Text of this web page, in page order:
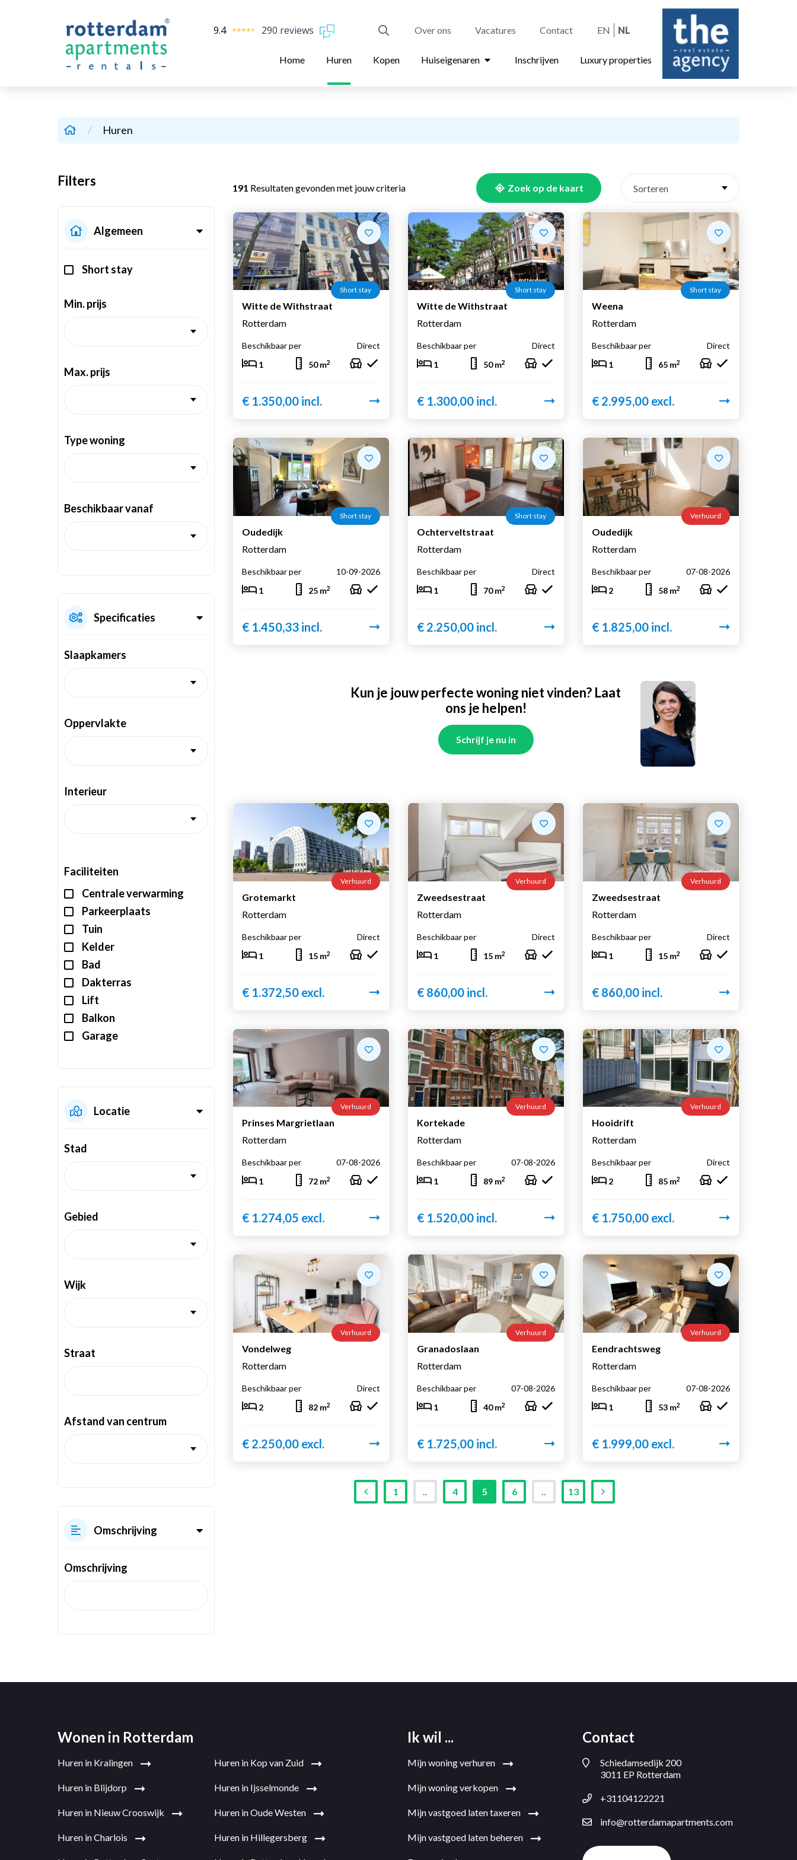
9.4 290 reviews Over ons Vacatures Contact EN NL
Home Huren Kopen Huiseigenaren Inschrijven Luxury properties
/ Huren
Filters
Algemeen
Short stay
Min. prijs
Max. prijs
Type woning
Beschikbaar vanaf
Specificaties
Slaapkamers
Oppervlakte
Interieur
Faciliteiten
Centrale verwarming
Parkeerplaats
Tuin
Kelder
Bad
Dakterras
Lift
Balkon
Garage
Locatie
Stad
Gebied
Wijk
Straat
Afstand van centrum
Omschrijving
Omschrijving
191 Resultaten gevonden met jouw criteria Zoek op de kaart
Short stay
Witte de Withstraat
Rotterdam
Beschikbaar per
Direct
1
50 m2
€ 1.350,00 incl.
Short stay
Witte de Withstraat
Rotterdam
Beschikbaar per
Direct
1
50 m2
€ 1.300,00 incl.
Short stay
Weena
Rotterdam
Beschikbaar per
Direct
1
65 m2
€ 2.995,00 excl.
Short stay
Oudedijk
Rotterdam
Beschikbaar per
10-09-2026
1
25 m2
€ 1.450,33 incl.
Short stay
Ochterveltstraat
Rotterdam
Beschikbaar per
Direct
1
70 m2
€ 2.250,00 incl.
Verhuurd
Oudedijk
Rotterdam
Beschikbaar per
07-08-2026
2
58 m2
€ 1.825,00 incl.
Kun je jouw perfecte woning niet vinden? Laat
ons je helpen!
Schrijf je nu in
Verhuurd
Grotemarkt
Rotterdam
Beschikbaar per
Direct
1
15 m2
€ 1.372,50 excl.
Verhuurd
Zweedsestraat
Rotterdam
Beschikbaar per
Direct
1
15 m2
€ 860,00 incl.
Verhuurd
Zweedsestraat
Rotterdam
Beschikbaar per
Direct
1
15 m2
€ 860,00 incl.
Verhuurd
Prinses Margrietlaan
Rotterdam
Beschikbaar per
07-08-2026
1
72 m2
€ 1.274,05 excl.
Verhuurd
Kortekade
Rotterdam
Beschikbaar per
07-08-2026
1
89 m2
€ 1.520,00 incl.
Verhuurd
Hooidrift
Rotterdam
Beschikbaar per
Direct
2
85 m2
€ 1.750,00 excl.
Verhuurd
Vondelweg
Rotterdam
Beschikbaar per
Direct
2
82 m2
€ 2.250,00 excl.
Verhuurd
Granadoslaan
Rotterdam
Beschikbaar per
07-08-2026
1
40 m2
€ 1.725,00 incl.
Verhuurd
Eendrachtsweg
Rotterdam
Beschikbaar per
07-08-2026
1
53 m2
€ 1.999,00 excl.
1 .. 4 5(current)
6 .. 13
Wonen in Rotterdam
Huren in Kralingen Huren in Kop van Zuid
Huren in Blijdorp Huren in Ijsselmonde
Huren in Nieuw Crooswijk Huren in Oude Westen
Huren in Charlois Huren in Hillegersberg
Ik wil ...
Mijn woning verhuren
Mijn woning verkopen
Mijn vastgoed laten taxeren
Mijn vastgoed laten beheren
Contact
Schiedamsedijk 200
3011 EP Rotterdam
+31104122221
info@rotterdamapartments.com